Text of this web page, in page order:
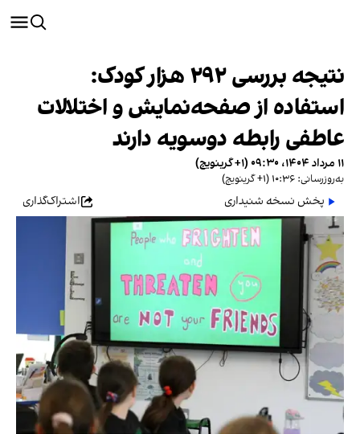
نتیجه بررسی ۲۹۲ هزار کودک:
استفاده از صفحه‌نمایش و اختلالات
عاطفی رابطه دوسویه دارند
۱۱ مرداد ۱۴۰۴، ۰۹:۳۰ (‎+۱ گرینویچ)
به‌روزرسانی: ۱۰:۳۶ (‎+۱ گرینویچ)
پخش نسخه شنیداری اشتراک‌گذاری